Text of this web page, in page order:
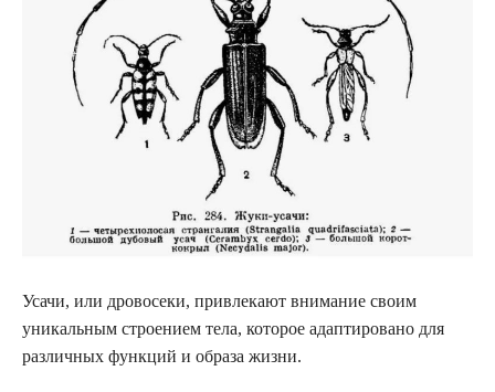
Усачи, или дровосеки, привлекают внимание своим
уникальным строением тела, которое адаптировано для
различных функций и образа жизни.